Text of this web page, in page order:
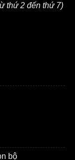
thứ 2 đến thứ 7)
bộ